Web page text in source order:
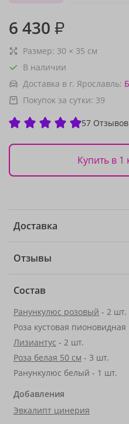
6 430 ₽
Размер: 30 × 35 см
В наличии
Доставка в г. Ярославль:
Покупок за сутки: 39
57
Купить в 1
Доставка
Отзывы
Состав
Ранункулюс розовый - 2 шт.
Роза кустовая
Лизиантус - 2 шт.
Роза белая 50 см - 3 шт.
Ранункулюс белый - 1 шт.
Добавления
Эвкалипт цинерия